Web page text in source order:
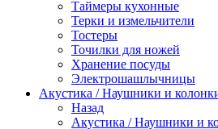
Таймеры кухонные
Терки и измельчители
Тостеры
Точилки для ножей
Хранение посуды
Электрошашлычницы
Акустика / Наушники и
Назад
Акустика / Наушники и